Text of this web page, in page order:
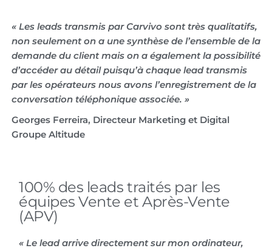
« Les leads transmis par Carvivo sont très qualitatifs,
non seulement on a une synthèse de l’ensemble de la
demande du client mais on a également la possibilité
d’accéder au détail puisqu’à chaque lead transmis
par les opérateurs nous avons l’enregistrement de la
conversation téléphonique associée. »
Georges Ferreira, Directeur Marketing et Digital
Groupe Altitude
100% des leads traités par les
équipes Vente et Après-Vente
(APV)
« Le lead arrive directement sur mon ordinateur,